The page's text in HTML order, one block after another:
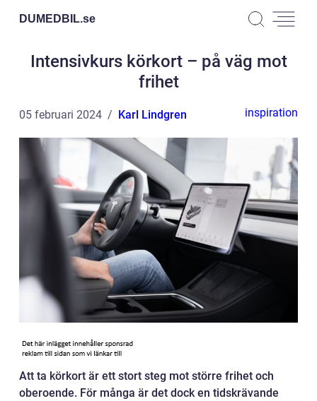
DUMEDBIL.se
Intensivkurs körkort – på väg mot
frihet
05 februari 2024 Karl Lindgren inspiration
Att ta körkort är ett stort steg mot större frihet och
oberoende. För många är det dock en tidskrävande